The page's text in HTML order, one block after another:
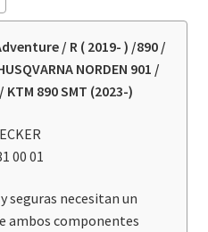
/ R ( 2019- ) /890 /
NORDEN 901 /
890 SMT (2023-)
00 01
seguras necesitan un
ambos componentes